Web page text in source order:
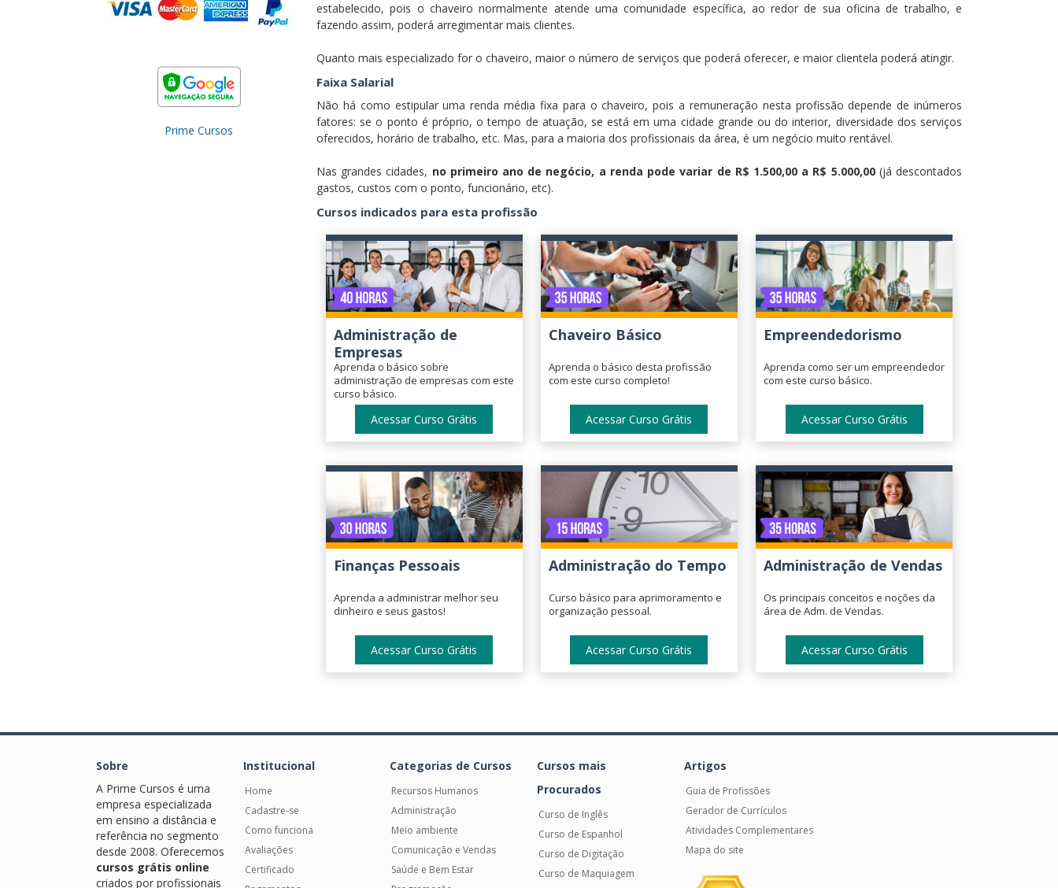
Prime Cursos
estabelecido, pois o chaveiro normalmente atende uma comunidade específica, ao redor de sua oficina de trabalho, e
fazendo assim, poderá arregimentar mais clientes.
Quanto mais especializado for o chaveiro, maior o número de serviços que poderá oferecer, e maior clientela poderá atingir.
Faixa Salarial
Não há como estipular uma renda média fixa para o chaveiro, pois a remuneração nesta profissão depende de inúmeros
fatores: se o ponto é próprio, o tempo de atuação, se está em uma cidade grande ou do interior, diversidade dos serviços
oferecidos, horário de trabalho, etc. Mas, para a maioria dos profissionais da área, é um negócio muito rentável.
Nas grandes cidades, no primeiro ano de negócio, a renda pode variar de R$ 1.500,00 a R$ 5.000,00(já descontados
gastos, custos com o ponto, funcionário, etc).
Cursos indicados para esta profissão
Administração de
Empresas
Aprenda o básico sobre
administração de empresas com este
curso básico.
Acessar Curso Grátis
Chaveiro Básico
Aprenda o básico desta profissão
com este curso completo!
Acessar Curso Grátis
Empreendedorismo
Aprenda como ser um empreendedor
com este curso básico.
Acessar Curso Grátis
Finanças Pessoais
Aprenda a administrar melhor seu
dinheiro e seus gastos!
Acessar Curso Grátis
Administração do Tempo
Curso básico para aprimoramento e
organização pessoal.
Acessar Curso Grátis
Administração de Vendas
Os principais conceitos e noções da
área de Adm. de Vendas.
Acessar Curso Grátis
Sobre
A Prime Cursos é uma
empresa especializada
em ensino a distância e
referência no segmento
desde 2008. Oferecemos
cursos grátis online
criados por profissionais
Institucional
Home
Cadastre-se
Como funciona
Avaliações
Certificado
Categorias de Cursos
Recursos Humanos
Administração
Meio ambiente
Comunicação e Vendas
Saúde e Bem Estar
Cursos mais
Procurados
Curso de Inglês
Curso de Espanhol
Curso de Digitação
Curso de Maquiagem
Artigos
Guia de Profissões
Gerador de Currículos
Atividades Complementares
Mapa do site